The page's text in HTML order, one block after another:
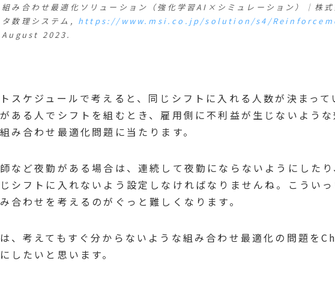
組み合わせ最適化ソリューション（強化学習AI×シミュレーション）｜株
タ数理システム , https://www.msi.co.jp/solution/s4/
August 2023.
スケジュールで考えると、同じシフトに入れる人数が決まっ
ある人でシフトを組むとき、雇用側に不利益が生じないよう
み合わせ最適化問題に当たります。
など夜勤がある場合は、連続して夜勤にならないようにした
シフトに入れないよう設定しなければなりませんね。こうい
合わせを考えるのがぐっと難しくなります。
、考えてもすぐ分からないような組み合わせ最適化の問題を
したいと思います。